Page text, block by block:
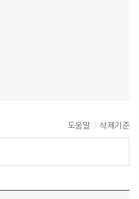
도움말 삭제기준